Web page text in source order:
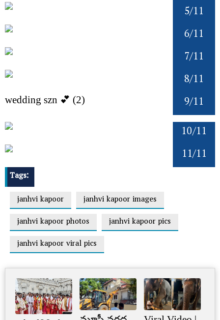
5/11
6/11
7/11
8/11
9/11
wedding szn 💕 (2)
10/11
11/11
Tags:
janhvi kapoor
janhvi kapoor images
janhvi kapoor photos
janhvi kapoor pics
janhvi kapoor viral pics